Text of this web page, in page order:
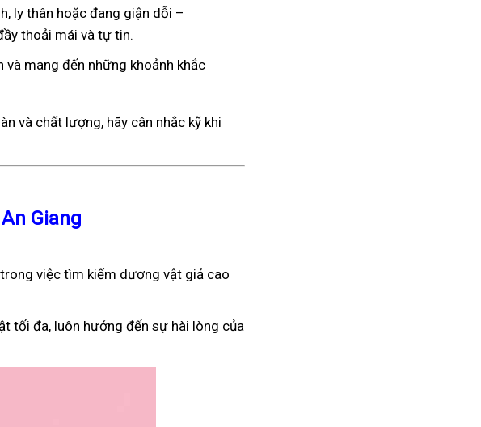
ly thân hoặc đang giận dỗi –
thoải mái và tự tin.
mang đến những khoảnh khắc
và chất lượng, hãy cân nhắc kỹ khi
Giang
việc tìm kiếm dương vật giả cao
tối đa, luôn hướng đến sự hài lòng của